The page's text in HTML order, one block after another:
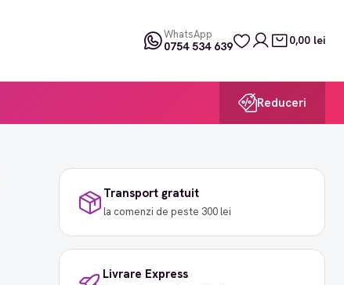
WhatsApp
0754 534 639 0,00 lei
Reduceri
Transport gratuit
la comenzi de peste 300 lei
Livrare Express